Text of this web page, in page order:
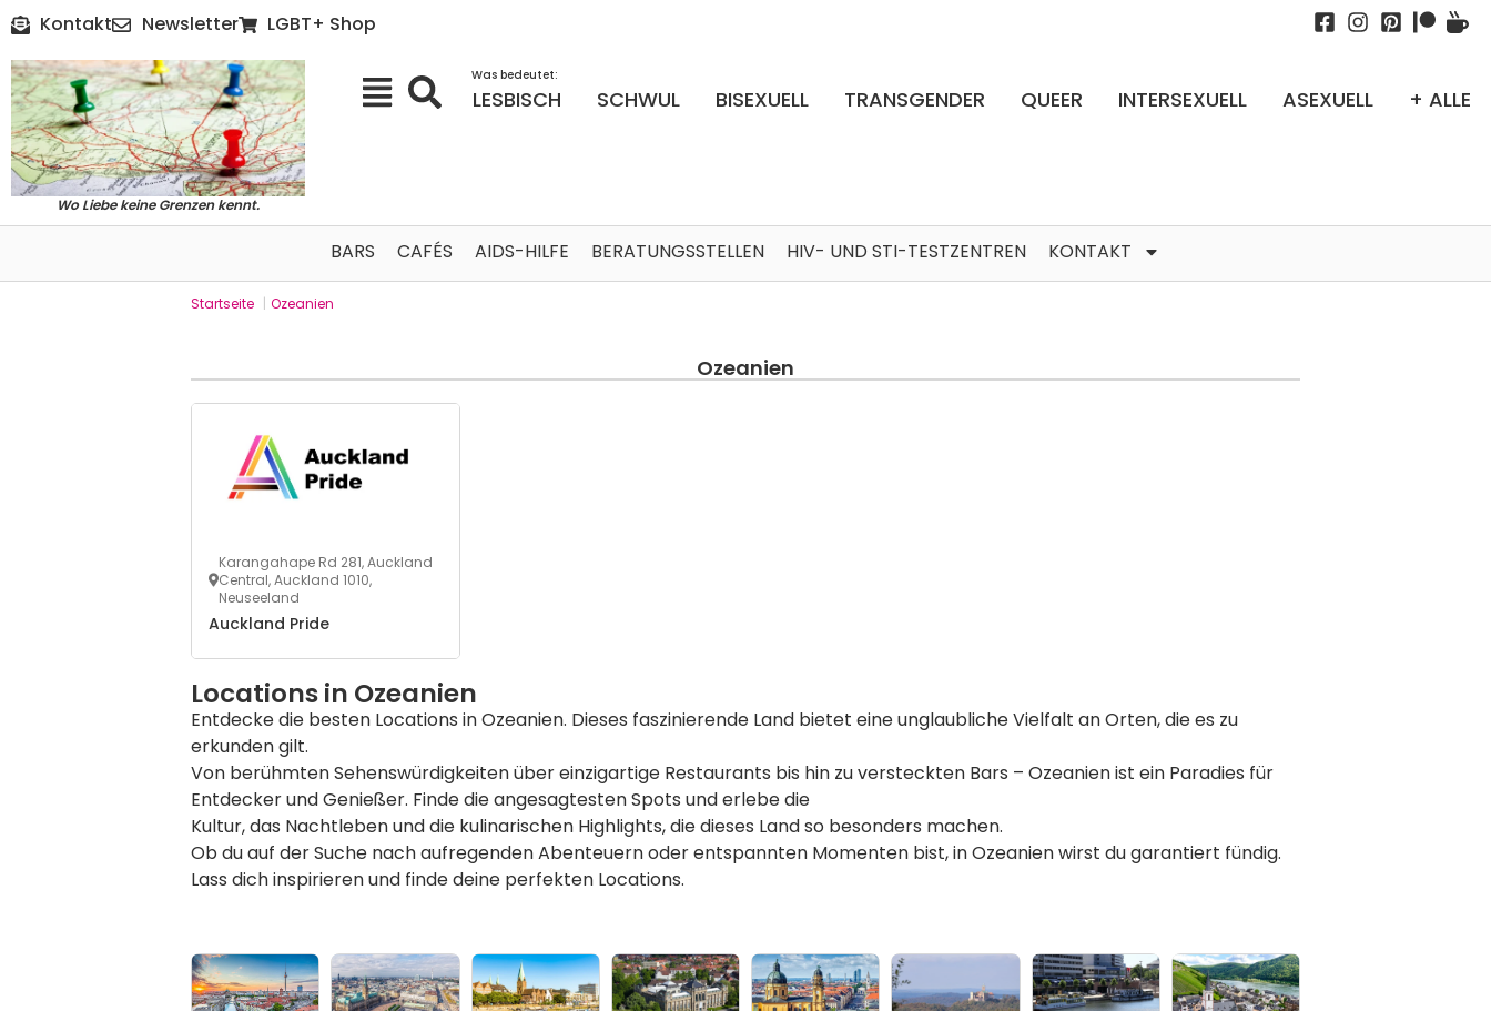
Kontakt Newsletter LGBT+ Shop
Wo Liebe keine Grenzen kennt.
Was bedeutet:
LESBISCH SCHWUL BISEXUELL TRANSGENDER QUEER INTERSEXUELL ASEXUELL + ALLE
BARS CAFÉS AIDS-HILFE BERATUNGSSTELLEN HIV- UND STI-TESTZENTREN KONTAKT
Startseite | Ozeanien
Ozeanien
Karangahape Rd 281, Auckland
Central, Auckland 1010,
Neuseeland
Auckland Pride
Locations in Ozeanien
Entdecke die besten Locations in Ozeanien. Dieses faszinierende Land bietet eine unglaubliche Vielfalt an Orten, die es zu
erkunden gilt.
Von berühmten Sehenswürdigkeiten über einzigartige Restaurants bis hin zu versteckten Bars – Ozeanien ist ein Paradies für
Entdecker und Genießer. Finde die angesagtesten Spots und erlebe die
Kultur, das Nachtleben und die kulinarischen Highlights, die dieses Land so besonders machen.
Ob du auf der Suche nach aufregenden Abenteuern oder entspannten Momenten bist, in Ozeanien wirst du garantiert fündig.
Lass dich inspirieren und finde deine perfekten Locations.